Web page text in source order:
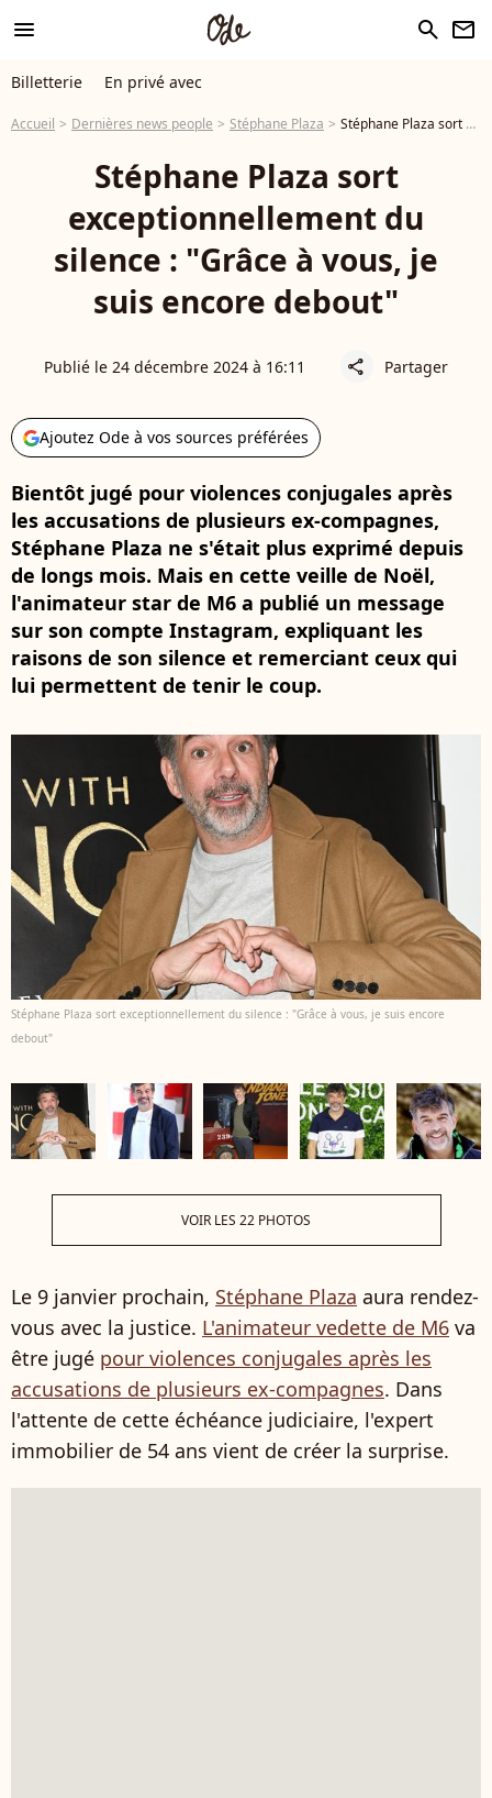
menu search newsletter
Billetterie En privé avec
Accueil Dernières news people Stéphane Plaza Stéphane Plaza sort exceptionnellement du silence : "Grâce à vous, je suis encore debout"
Stéphane Plaza sort
exceptionnellement du
silence : "Grâce à vous, je
suis encore debout"
Publié le 24 décembre 2024 à 16:11 share Partager
Ajoutez Ode à vos sources préférées
Bientôt jugé pour violences conjugales après
les accusations de plusieurs ex-compagnes,
Stéphane Plaza ne s'était plus exprimé depuis
de longs mois. Mais en cette veille de Noël,
l'animateur star de M6 a publié un message
sur son compte Instagram, expliquant les
raisons de son silence et remerciant ceux qui
lui permettent de tenir le coup.
Stéphane Plaza sort exceptionnellement du silence : "Grâce à vous, je suis encore
debout"
VOIR LES 22 PHOTOS
Le 9 janvier prochain, Stéphane Plaza aura rendez-
vous avec la justice. L'animateur vedette de M6 va
être jugé pour violences conjugales après les
accusations de plusieurs ex-compagnes. Dans
l'attente de cette échéance judiciaire, l'expert
immobilier de 54 ans vient de créer la surprise.